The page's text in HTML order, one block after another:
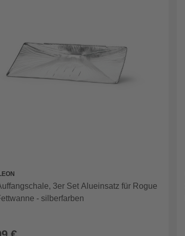
3er Set Alueinsatz für Rogue
- silberfarben